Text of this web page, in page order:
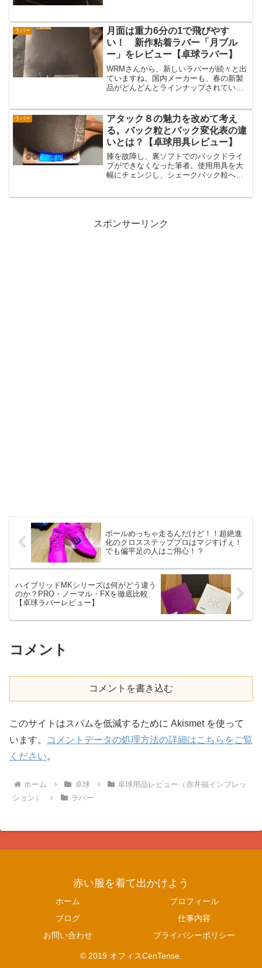
メインになります...
ラバー
月面は重力6分の1で飛びやす
い！ 新作粘着ラバー「月ブル
ー」をレビュー【卓球ラバー】
WRMさんから、新しいラバーが続々と出
ていますね。国内メーカーも、春の新製
品がどんどんとラインナップされていま
で販売されている、新作の粘着ラバー、
「月ブルー」を...
ラバー
アタック８の魅力を改めて考え
る。バック粒とバック変化表の違
いとは？【卓球用具レビュー】
膝を故障し、裏ソフトでのバックドライ
ブができなくなった筆者。使用用具を大
幅にチェンジし、シェークバック粒へ変
スポンサーリンク
ボールめっちゃ走るんだけど！！超絶進
化のクロスステッププロはマジすげぇ！
でも偏平足の人はご用心！？
ハイブリッドMKシリーズは何がどう違う
のか？PRO・ノーマル・FXを徹底比較
【卓球ラバーレビュー】
コメント
コメントを書き込む
このサイトはスパムを低減するために Akismet を使って
います。
コメントデータの処理方法の詳細はこちらをご覧
ください。
ホーム 卓球
卓球用品レビュー（赤井福インプレッ
ション）
ラバー
赤い服を着て出かけよう
ホーム
プロフィール
ブログ
仕事内容
お問い合わせ
プライバシーポリシー
© 2019 オフィスCenTense.